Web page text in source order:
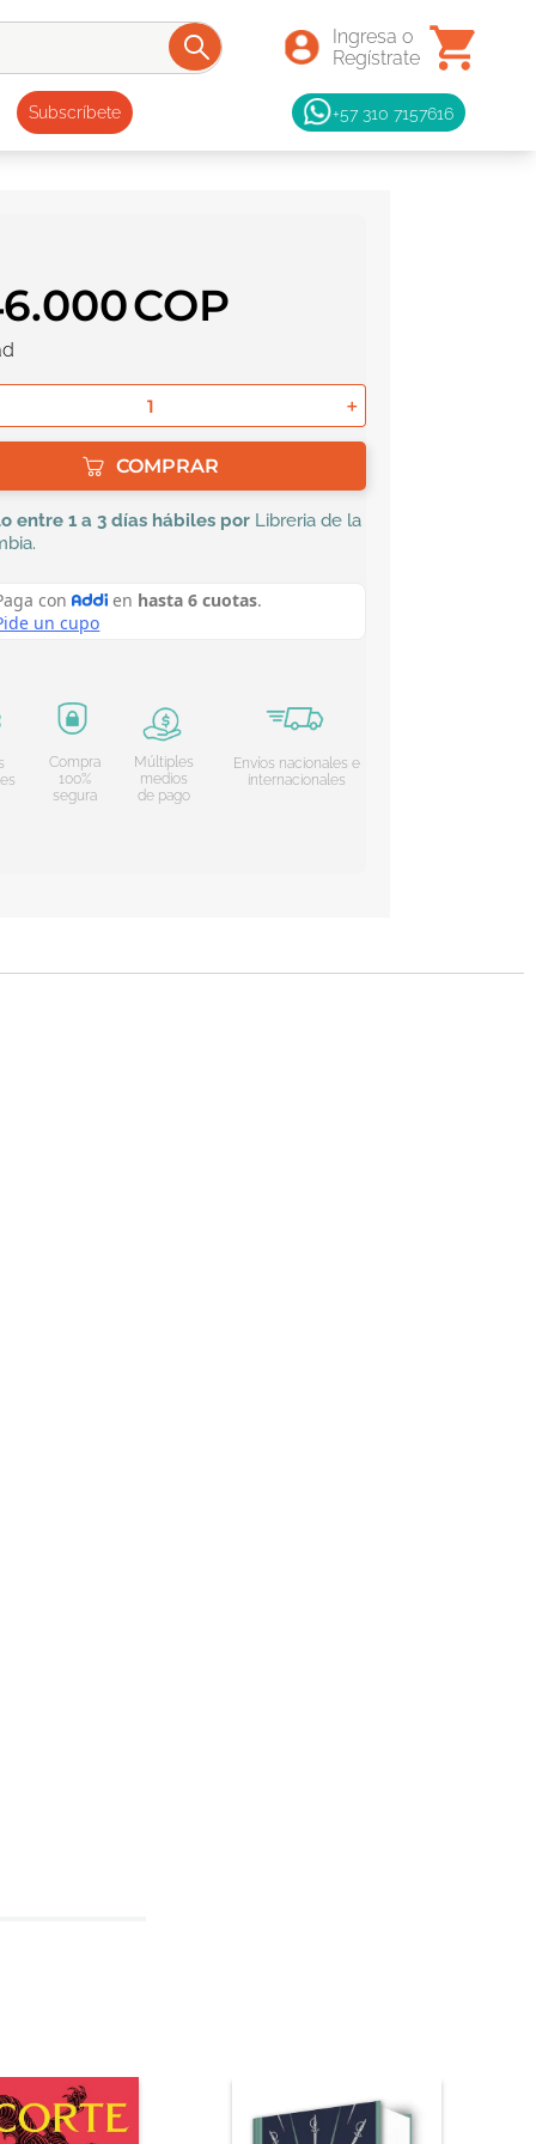
Subscríbete +57 310 7157616
.000
＋
COMPRAR
entre 1 a 3 días hábiles por Libreria de la
.
Compra
100%
segura
Múltiples
medios
de pago
Envíos nacionales e
internacionales